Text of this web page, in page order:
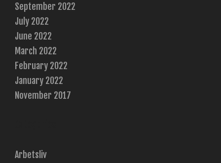
September 2022
July 2022
June 2022
March 2022
February 2022
January 2022
November 2017
Arbetsliv